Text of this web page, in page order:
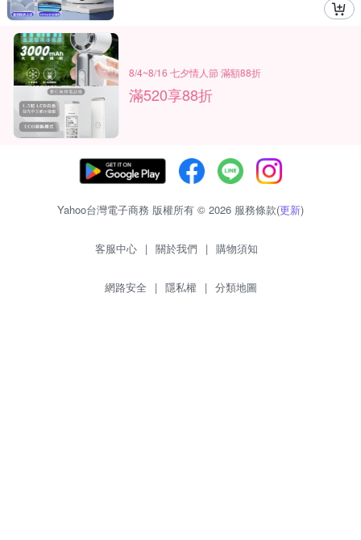
8/4~8/16 七夕情人節 滿額88折
滿520享88折
Yahoo台灣電子商務 版權所有 © 2026 服務條款(更新)
客服中心 | 關於我們 | 購物須知
網路安全 | 隱私權 | 分類地圖